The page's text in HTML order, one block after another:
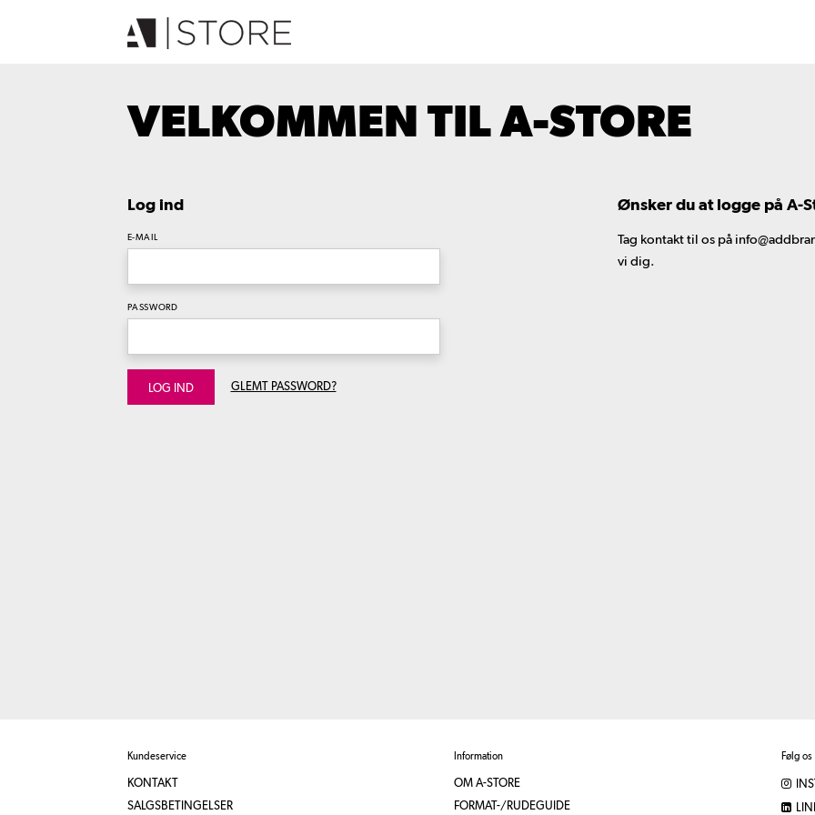
VELKOMMEN TIL A-STORE
Log ind
E-MAIL
PASSWORD
LOG IND GLEMT PASSWORD?
Ønsker du at logge på A-
Tag kontakt til os på
vi dig.
Kundeservice
KONTAKT
SALGSBETINGELSER
Information
OM A-STORE
FORMAT-/RUDEGUIDE
Følg os